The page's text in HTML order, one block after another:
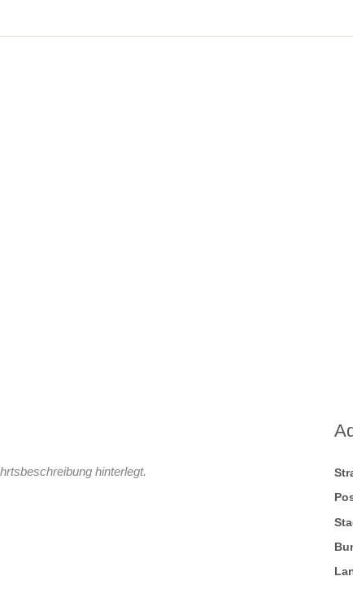
hinterlegt.